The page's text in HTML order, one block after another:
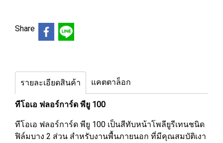
Share
รายละเอียดสินค้า แคตตาล็อก
ทีโอเอ ฟลอร์การ์ด พียู 100
ทีโอเอ ฟลอร์การ์ด พียู 100 เป็นสีทับหน้าโพลียูรีเทนชนิด
ฟิล์มบาง 2 ส่วน สำหรับงานพื้นภายนอก ที่มีคุณสมบัติเงา